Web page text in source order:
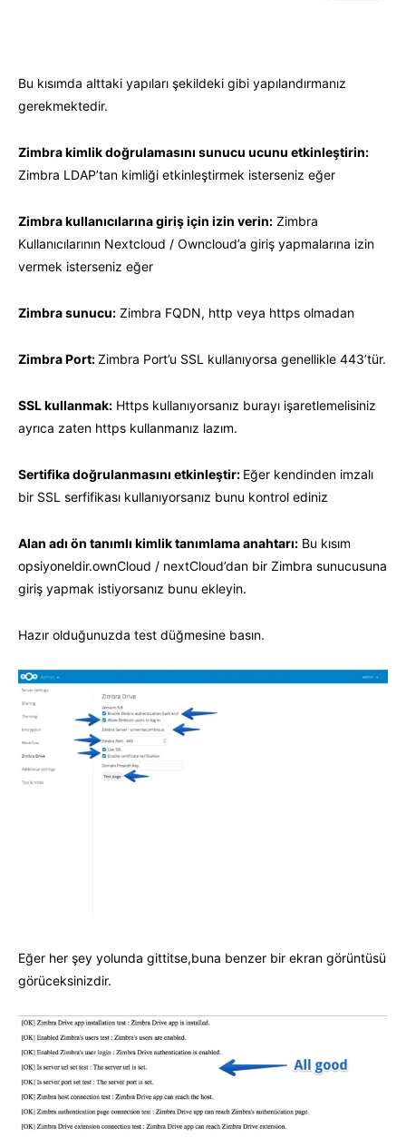
Bu kısımda alttaki yapıları şekildeki gibi yapılandırmanız
gerekmektedir.
Zimbra kimlik doğrulamasını sunucu ucunu etkinleştirin:
Zimbra LDAP’tan kimliği etkinleştirmek isterseniz eğer
Zimbra kullanıcılarına giriş için izin verin: Zimbra
Kullanıcılarının Nextcloud / Owncloud’a giriş yapmalarına izin
vermek isterseniz eğer
Zimbra sunucu: Zimbra FQDN, http veya https olmadan
Zimbra Port:Zimbra Port’u SSL kullanıyorsa genellikle 443’tür.
SSL kullanmak: Https kullanıyorsanız burayı işaretlemelisiniz
ayrıca zaten https kullanmanız lazım.
Sertifika doğrulanmasını etkinleştir: Eğer kendinden imzalı
bir SSL serfifikası kullanıyorsanız bunu kontrol ediniz
Alan adı ön tanımlı kimlik tanımlama anahtarı: Bu kısım
opsiyoneldir.ownCloud / nextCloud’dan bir Zimbra sunucusuna
giriş yapmak istiyorsanız bunu ekleyin.
Hazır olduğunuzda test düğmesine basın.
Eğer her şey yolunda gittitse,buna benzer bir ekran görüntüsü
görüceksinizdir.